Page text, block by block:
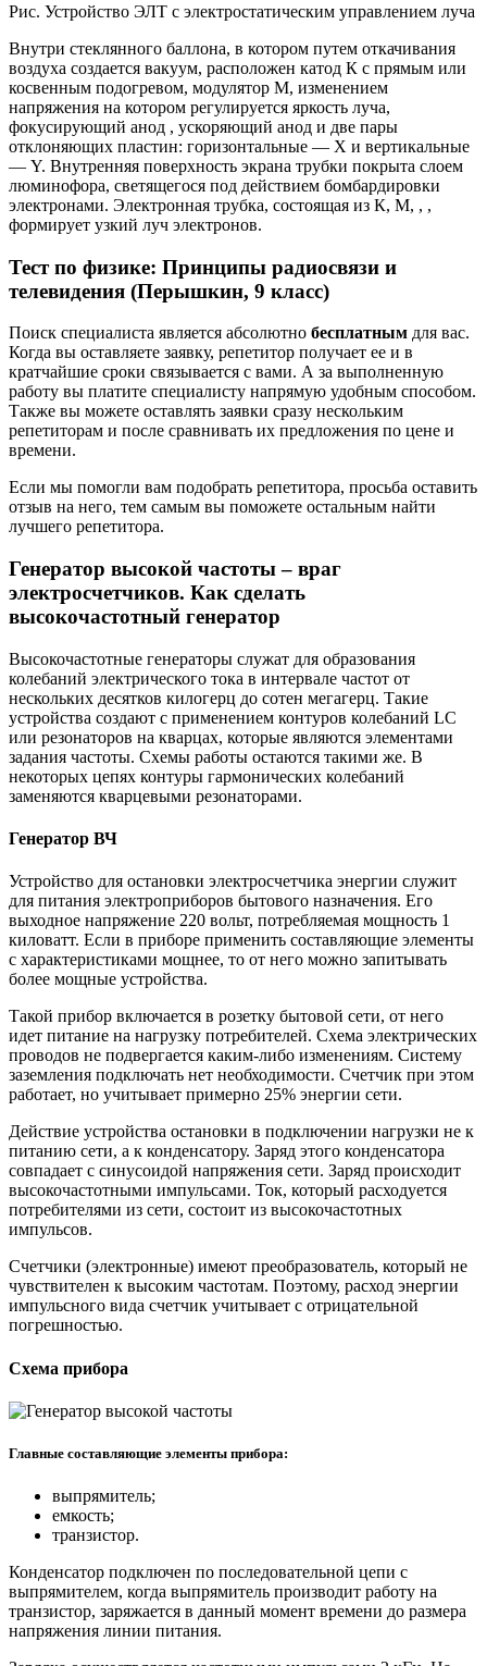
Рис. Устройство ЭЛТ с электростатическим управлением луча
Внутри стеклянного баллона, в котором путем откачивания
воздуха создается вакуум, расположен катод К с прямым или
косвенным подогревом, модулятор М, изменением
напряжения на котором регулируется яркость луча,
фокусирующий анод , ускоряющий анод и две пары
отклоняющих пластин: горизонтальные — X и вертикальные
— Y. Внутренняя поверхность экрана трубки покрыта слоем
люминофора, светящегося под действием бомбардировки
электронами. Электронная трубка, состоящая из К, М, , ,
формирует узкий луч электронов.
Тест по физике: Принципы радиосвязи и
телевидения (Перышкин, 9 класс)
Поиск специалиста является абсолютно бесплатным для вас.
Когда вы оставляете заявку, репетитор получает ее и в
кратчайшие сроки связывается с вами. А за выполненную
работу вы платите специалисту напрямую удобным способом.
Также вы можете оставлять заявки сразу нескольким
репетиторам и после сравнивать их предложения по цене и
времени.
Если мы помогли вам подобрать репетитора, просьба оставить
отзыв на него, тем самым вы поможете остальным найти
лучшего репетитора.
Генератор высокой частоты – враг
электросчетчиков. Как сделать
высокочастотный генератор
Высокочастотные генераторы служат для образования
колебаний электрического тока в интервале частот от
нескольких десятков килогерц до сотен мегагерц. Такие
устройства создают с применением контуров колебаний LС
или резонаторов на кварцах, которые являются элементами
задания частоты. Схемы работы остаются такими же. В
некоторых цепях контуры гармонических колебаний
заменяются кварцевыми резонаторами.
Генератор ВЧ
Устройство для остановки электросчетчика энергии служит
для питания электроприборов бытового назначения. Его
выходное напряжение 220 вольт, потребляемая мощность 1
киловатт. Если в приборе применить составляющие элементы
с характеристиками мощнее, то от него можно запитывать
более мощные устройства.
Такой прибор включается в розетку бытовой сети, от него
идет питание на нагрузку потребителей. Схема электрических
проводов не подвергается каким-либо изменениям. Систему
заземления подключать нет необходимости. Счетчик при этом
работает, но учитывает примерно 25% энергии сети.
Действие устройства остановки в подключении нагрузки не к
питанию сети, а к конденсатору. Заряд этого конденсатора
совпадает с синусоидой напряжения сети. Заряд происходит
высокочастотными импульсами. Ток, который расходуется
потребителями из сети, состоит из высокочастотных
импульсов.
Счетчики (электронные) имеют преобразователь, который не
чувствителен к высоким частотам. Поэтому, расход энергии
импульсного вида счетчик учитывает с отрицательной
погрешностью.
Схема прибора
Главные составляющие элементы прибора:
выпрямитель;
емкость;
транзистор.
Конденсатор подключен по последовательной цепи с
выпрямителем, когда выпрямитель производит работу на
транзистор, заряжается в данный момент времени до размера
напряжения линии питания.